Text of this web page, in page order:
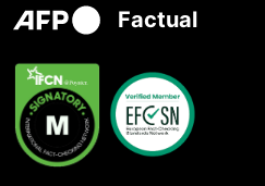
Factual